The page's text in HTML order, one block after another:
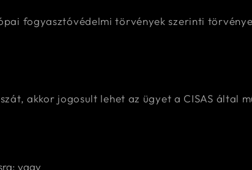
fogyasztóvédelmi törvények szerinti
akkor jogosult lehet az ügyet a CISAS által
vagy